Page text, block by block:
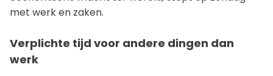
met werk en zaken.
Verplichte tijd voor andere dingen dan
werk